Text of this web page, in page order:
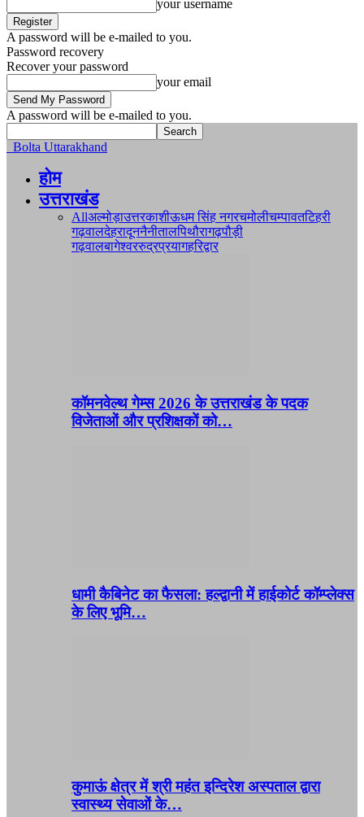
your username
A password will be e-mailed to you.
Password recovery
Recover your password
your email
A password will be e-mailed to you.
Bolta Uttarakhand
होम
उत्तराखंड
Allअल्मोड़ाउत्तरकाशीऊधम सिंह नगरचमोलीचम्पावतटिहरी
गढ़वालदेहरादूननैनीतालपिथौरागढ़पौड़ी
गढ़वालबागेश्वररुद्रप्रयागहरिद्वार
कॉमनवेल्थ गेम्स 2026 के उत्तराखंड के पदक
विजेताओं और प्रशिक्षकों को…
धामी कैबिनेट का फैसला: हल्द्वानी में हाईकोर्ट कॉम्प्लेक्स
के लिए भूमि…
कुमाऊं क्षेत्र में श्री महंत इन्दिरेश अस्पताल द्वारा
स्वास्थ्य सेवाओं के…